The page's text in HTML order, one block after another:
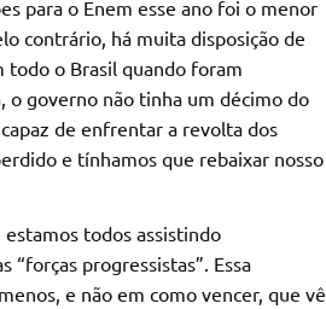
para o Enem esse ano foi o menor
contrário, há muita disposição de
todo o Brasil quando foram
o governo não tinha um décimo do
de enfrentar a revolta dos
e tínhamos que rebaixar nosso
todos assistindo
“forças progressistas”. Essa
e não em como vencer, que vê